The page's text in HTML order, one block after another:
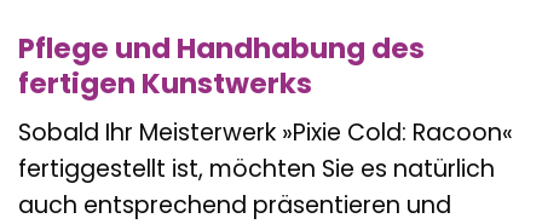
Pflege und Handhabung des
fertigen Kunstwerks
Sobald Ihr Meisterwerk »Pixie Cold: Racoon«
fertiggestellt ist, möchten Sie es natürlich
auch entsprechend präsentieren und